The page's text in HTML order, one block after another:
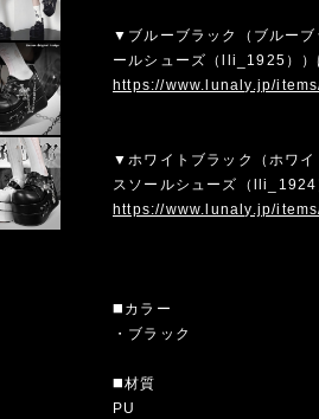
▼ブルーブラック（ブルー
ールシューズ（lli_1925）
https://www.lunaly.jp/
▼ホワイトブラック（ホワイ
スソールシューズ（
https://www.lunaly.jp/
◼️カラー
・ブラック
◼️材質
PU